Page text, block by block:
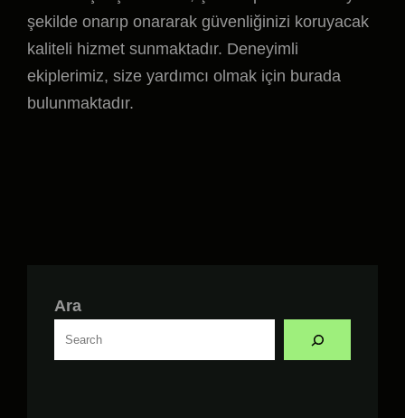
şekilde onarıp onararak güvenliğinizi koruyacak
kaliteli hizmet sunmaktadır. Deneyimli
ekiplerimiz, size yardımcı olmak için burada
bulunmaktadır.
Ara